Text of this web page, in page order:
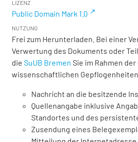
LIZENZ
Public Domain Mark 1.0
NUTZUNG
Frei zum Herunterladen. Bei einer
Verwertung des Dokuments oder
die SuUB Bremen Sie im Rahmen
wissenschaftlichen
Nachricht an die besitzende
Quellenangabe inklusive
Standortes und des
Zusendung eines